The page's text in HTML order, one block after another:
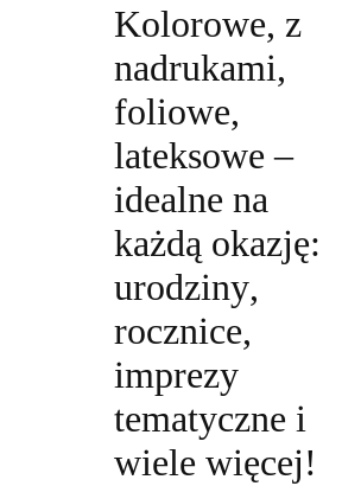
Kolorowe, z
nadrukami,
foliowe,
lateksowe –
idealne na
każdą okazję:
urodziny,
rocznice,
imprezy
tematyczne i
wiele więcej!